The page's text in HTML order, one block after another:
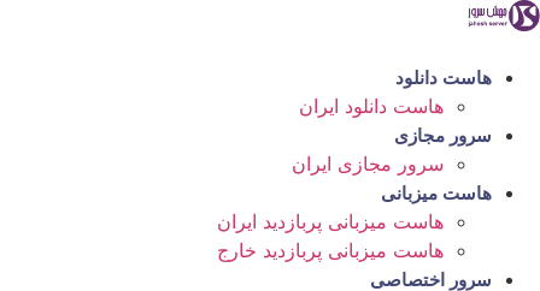
پرش
محتوا
هاست دانلود
هاست دانلود ایران
سرور مجازی
سرور مجازی ایران
هاست میزبانی
هاست میزبانی پربازدید ایران
هاست میزبانی پربازدید خارج
سرور اختصاصی